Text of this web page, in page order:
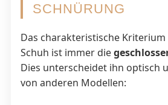
SCHNÜRUNG
Das charakteristische
Schuh ist immer die
Dies unterscheidet ihn optisch
von anderen Modellen: